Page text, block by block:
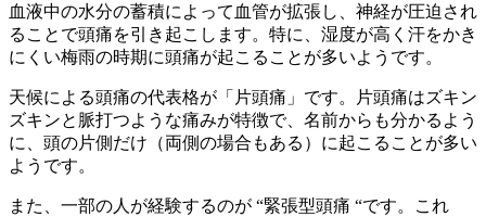
血液中の水分の蓄積によって血管が拡張し、神経が圧迫され
ることで頭痛を引き起こします。特に、湿度が高く汗をかき
にくい梅雨の時期に頭痛が起こることが多いようです。
天候による頭痛の代表格が「片頭痛」です。片頭痛はズキン
ズキンと脈打つような痛みが特徴で、名前からも分かるよう
に、頭の片側だけ（両側の場合もある）に起こることが多い
ようです。
また、一部の人が経験するのが “緊張型頭痛 “です。これ